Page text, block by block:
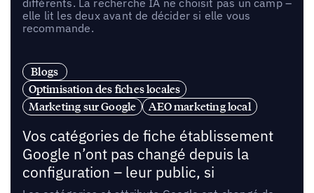
différents. La recherche IA ne choisit pas un camp –
elle lit les deux avant de décider si elle vous
recommande.
Blogs
Optimisation des fiches locales
Marketing sur Google
AEO marketing local
Vos catégories de fiche établissement
Google n’ont pas changé depuis la
configuration – leur public, si